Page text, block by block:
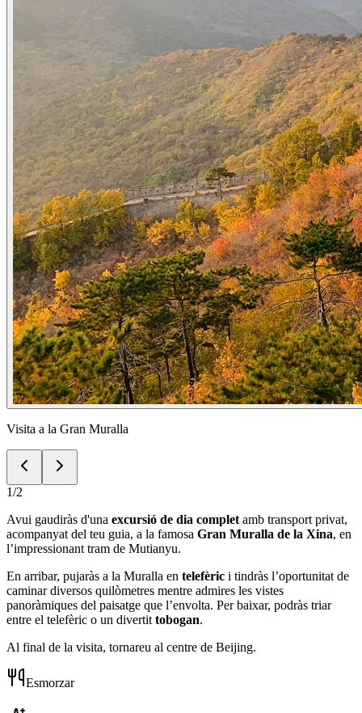
Visita a la Gran Muralla
1/2
Avui gaudiràs d'una excursió de dia complet amb transport privat,
acompanyat del teu guia, a la famosa Gran Muralla de la Xina, en
l’impressionant tram de Mutianyu.
En arribar, pujaràs a la Muralla en telefèric i tindràs l’oportunitat de
caminar diversos quilòmetres mentre admires les vistes
panoràmiques del paisatge que l’envolta. Per baixar, podràs triar
entre el telefèric o un divertit tobogan.
Al final de la visita, tornareu al centre de Beijing.
Esmorzar